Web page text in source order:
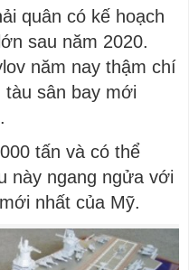
quân có kế hoạch
sau năm 2020.
năm nay thậm chí
sân bay mới
tấn và có thể
này ngang ngửa với
nhất của Mỹ.